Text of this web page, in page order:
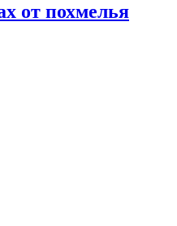
от похмелья